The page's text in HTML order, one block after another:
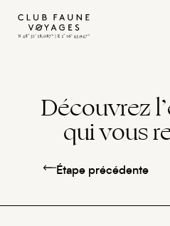
Découvrez
qui vous
Étape précédente